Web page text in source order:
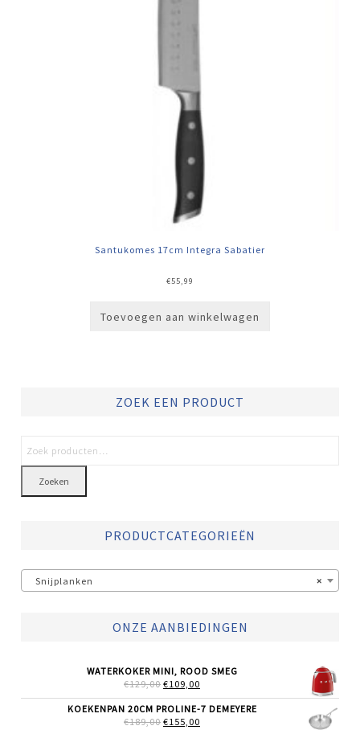
Santukomes 17cm Integra Sabatier
€55,99
Toevoegen aan winkelwagen
ZOEK EEN PRODUCT
Zoeken
PRODUCTCATEGORIEËN
×
Snijplanken
ONZE AANBIEDINGEN
WATERKOKER MINI, ROOD SMEG
€129,00 OORSPRONKELIJKE
WAS:
€129,00.
€109,00
IS:
KOEKENPAN 20CM PROLINE-7 DEMEYERE
€189,00 OORSPRONKELIJKE
€155,00